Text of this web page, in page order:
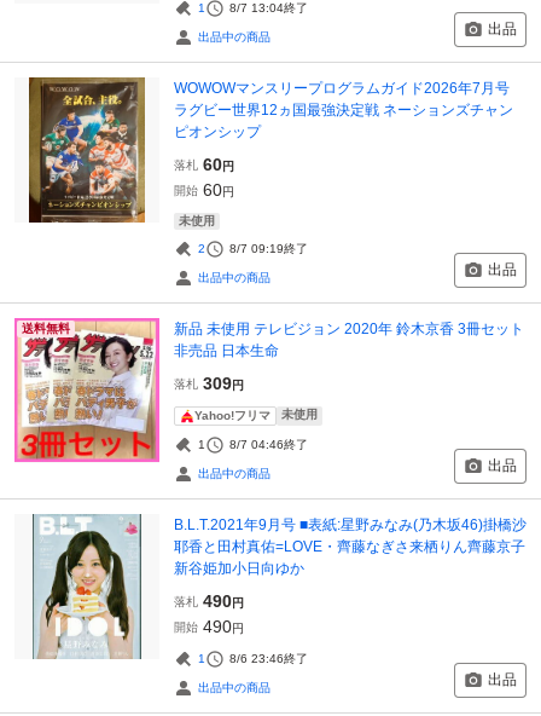
1 8/7 13:04終了
出品中の商品 出品
WOWOWマンスリープログラムガイド2026年7月号
ラグビー世界12ヵ国最強決定戦 ネーションズチャン
ピオンシップ
落札 60円
開始 60円
未使用
2 8/7 09:19終了
出品中の商品 出品
送料無料
新品 未使用 テレビジョン 2020年 鈴木京香 3冊セット
非売品 日本生命
落札 309円
Yahoo!フリマ 未使用
1 8/7 04:46終了
出品中の商品 出品
B.L.T.2021年9月号 ■表紙:星野みなみ(乃木坂46)掛橋沙
耶香と田村真佑=LOVE・齊藤なぎさ来栖りん齊藤京子
新谷姫加小日向ゆか
落札 490円
開始 490円
1 8/6 23:46終了
出品中の商品 出品